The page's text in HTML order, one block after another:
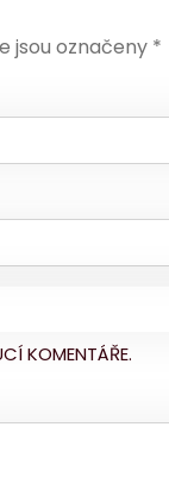
jsou označeny *
KOMENTÁŘE.